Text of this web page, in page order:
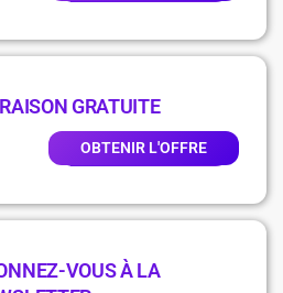
GRATUITE
OBTENIR L'OFFRE
VOUS À LA